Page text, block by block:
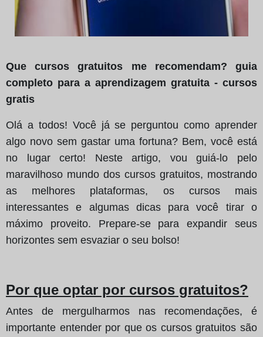
Que cursos gratuitos me recomendam? guia
completo para a aprendizagem gratuita - cursos
gratis
Olá a todos! Você já se perguntou como aprender
algo novo sem gastar uma fortuna? Bem, você está
no lugar certo! Neste artigo, vou guiá-lo pelo
maravilhoso mundo dos cursos gratuitos, mostrando
as melhores plataformas, os cursos mais
interessantes e algumas dicas para você tirar o
máximo proveito. Prepare-se para expandir seus
horizontes sem esvaziar o seu bolso!
Por que optar por cursos gratuitos?
Antes de mergulharmos nas recomendações, é
importante entender por que os cursos gratuitos são